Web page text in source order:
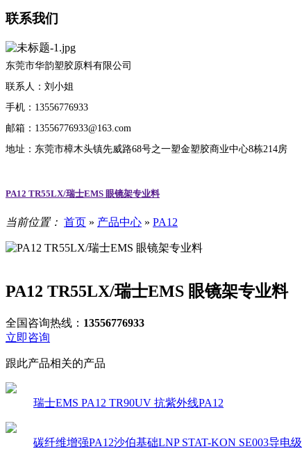
联系我们
东莞市华韵塑胶原料有限公司
联系人：刘小姐
手机：13556776933
邮箱：13556776933@163.com
地址：东莞市樟木头镇先威路68号之一塑金塑胶商业中心8栋214房
PA12 TR55LX/瑞士EMS 眼镜架专业料
当前位置： 首页 » 产品中心 » PA12
PA12 TR55LX/瑞士EMS 眼镜架专业料
全国咨询热线： 13556776933
立即咨询
跟此产品相关的产品
瑞士EMS PA12 TR90UV 抗紫外线PA12
碳纤维增强PA12沙伯基础LNP STAT-KON SE003导电级